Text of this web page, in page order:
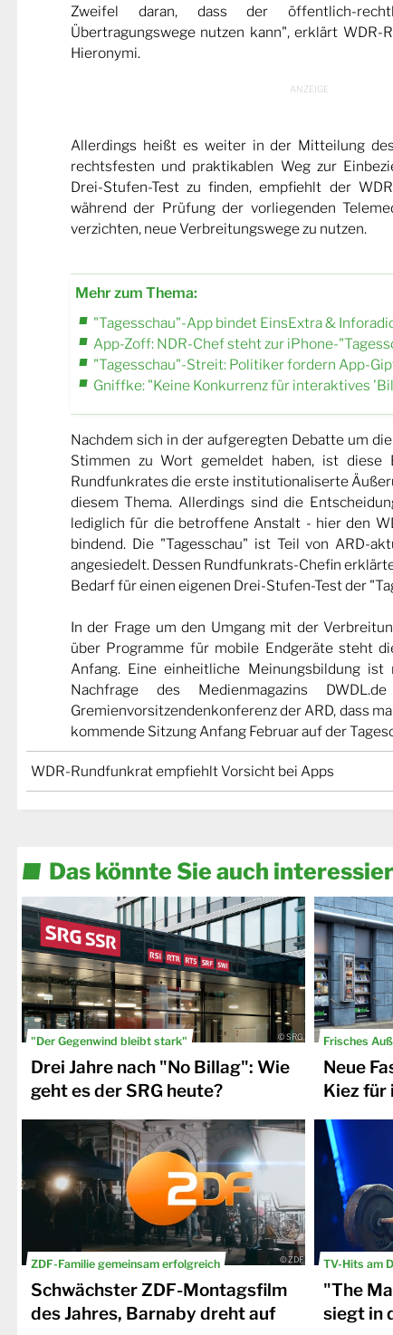
Zweifel daran, dass der öffentlich-
Übertragungswege nutzen kann", erklärt WDR-
Hieronymi.
Allerdings heißt es weiter in der Mitteilung
rechtsfesten und praktikablen Weg zur
Drei-Stufen-Test zu finden, empfiehlt der
während der Prüfung der vorliegenden
verzichten, neue Verbreitungswege zu nutzen.
Mehr zum Thema:
"Tagesschau"-App bindet EinsExtra &
App-Zoff: NDR-Chef steht zur iPhone-
"Tagesschau"-Streit: Politiker fordern App-
Gniffke: "Keine Konkurrenz für interaktives
Nachdem sich in der aufgeregten Debatte um
Stimmen zu Wort gemeldet haben, ist diese
Rundfunkrates die erste institutionaliserte
diesem Thema. Allerdings sind die
lediglich für die betroffene Anstalt - hier den
bindend. Die "Tagesschau" ist Teil von ARD-
angesiedelt. Dessen Rundfunkrats-Chefin
Bedarf für einen eigenen Drei-Stufen-Test der
In der Frage um den Umgang mit der
über Programme für mobile Endgeräte steht
Anfang. Eine einheitliche Meinungsbildung
Nachfrage des Medienmagazins
Gremienvorsitzendenkonferenz der ARD, dass
kommende Sitzung Anfang Februar auf der
WDR-Rundfunkrat empfiehlt Vorsicht bei Apps
Das könnte Sie auch
"Der Gegenwind bleibt stark" © SRG
Drei Jahre nach "No Billag": Wie
geht es der SRG heute?
Frisches
Neue
Kiez für
ZDF-Familie gemeinsam erfolgreich © ZDF
Schwächster ZDF-Montagsfilm
des Jahres, Barnaby dreht auf
TV-Hits am
"The
siegt in